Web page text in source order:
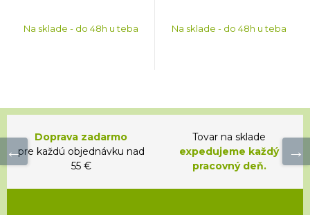
Na sklade - do 48h u teba Na sklade - do 48h u teba
Doprava zadarmo
pre každú objednávku nad
55 €
Tovar na sklade
expedujeme každý
pracovný deň.